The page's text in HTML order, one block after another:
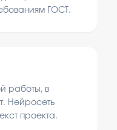
ГОСТ.
работы, в
Нейросеть
проекта.